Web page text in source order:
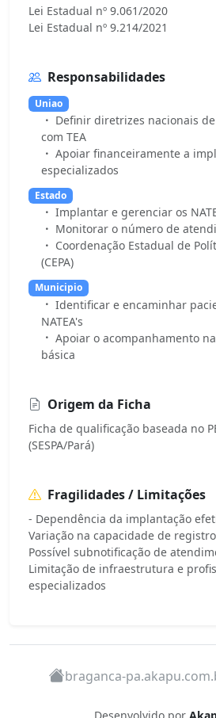
Lei Estadual nº 9.061/2020
Responsabilidades
Uniao
Definir diretrizes nacionais
com TEA
Apoiar financeiramente a
especializados
Estado
Implantar e gerenciar os
Monitorar o número de
Coordenação Estadual de
(CEPA)
Municipio
Identificar e encaminhar
NATEA's
Apoiar o acompanhamento
básica
Origem da Ficha
Ficha de qualificação baseada no
(SESPA/Pará)
Fragilidades / Limitações
- Dependência da implantação
Variação na capacidade de
Possível subnotificação de
Limitação de infraestrutura e
especializados
braganca-
Desenvolvido por